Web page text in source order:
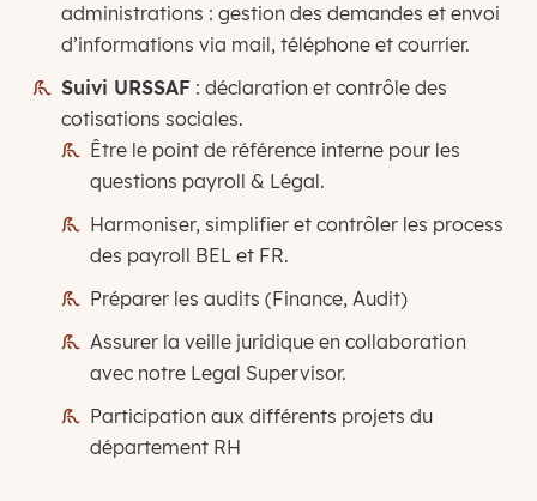
administrations : gestion des demandes et envoi
d’informations via mail, téléphone et courrier.
Suivi URSSAF : déclaration et contrôle des
cotisations sociales.
Être le point de référence interne pour les
questions payroll & Légal.
Harmoniser, simplifier et contrôler les process
des payroll BEL et FR.
Préparer les audits (Finance, Audit)
Assurer la veille juridique en collaboration
avec notre Legal Supervisor.
Participation aux différents projets du
département RH